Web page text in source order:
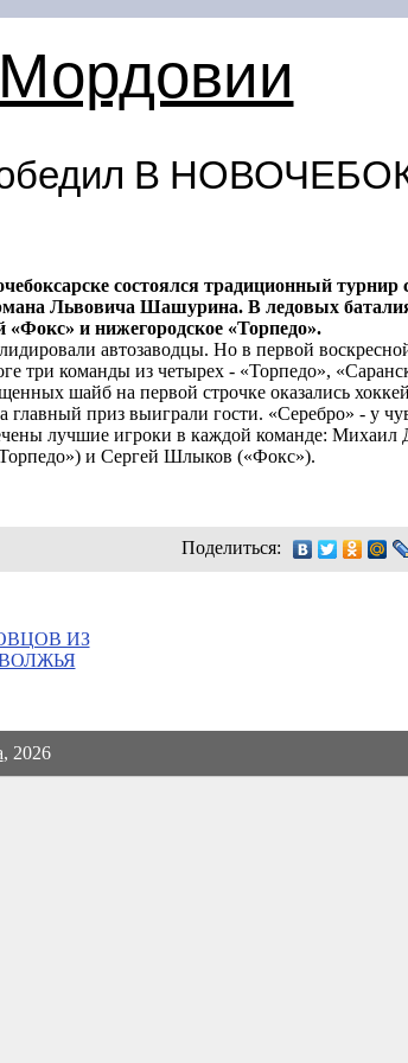
В
состоялся традиционный турнир
Львовича Шашурина. В ледовых
и нижегородское «Торпедо».
автозаводцы. Но в первой
три команды из четырех - «Торпедо»,
шайб на первой строчке оказались
главный приз выиграли гости. «Серебро» - у
лучшие игроки в каждой команде:
и Сергей Шлыков («Фокс»).
Поделиться:
ИЗ
, 2026